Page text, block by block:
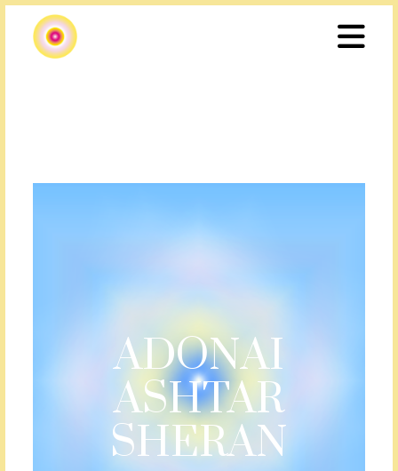
ADONAI
ASHTAR
SHERAN